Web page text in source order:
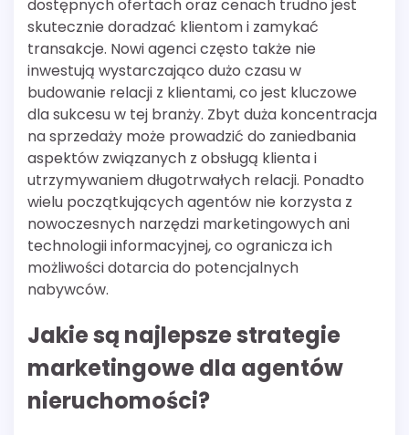
dostępnych ofertach oraz cenach trudno jest
skutecznie doradzać klientom i zamykać
transakcje. Nowi agenci często także nie
inwestują wystarczająco dużo czasu w
budowanie relacji z klientami, co jest kluczowe
dla sukcesu w tej branży. Zbyt duża koncentracja
na sprzedaży może prowadzić do zaniedbania
aspektów związanych z obsługą klienta i
utrzymywaniem długotrwałych relacji. Ponadto
wielu początkujących agentów nie korzysta z
nowoczesnych narzędzi marketingowych ani
technologii informacyjnej, co ogranicza ich
możliwości dotarcia do potencjalnych
nabywców.
Jakie są najlepsze strategie
marketingowe dla agentów
nieruchomości?